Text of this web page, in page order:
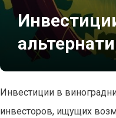
Инвестиции в
инвесторов, ищущих